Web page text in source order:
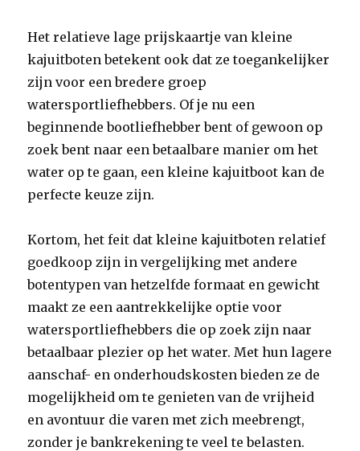
Het relatieve lage prijskaartje van kleine
kajuitboten betekent ook dat ze toegankelijker
zijn voor een bredere groep
watersportliefhebbers. Of je nu een
beginnende bootliefhebber bent of gewoon op
zoek bent naar een betaalbare manier om het
water op te gaan, een kleine kajuitboot kan de
perfecte keuze zijn.
Kortom, het feit dat kleine kajuitboten relatief
goedkoop zijn in vergelijking met andere
botentypen van hetzelfde formaat en gewicht
maakt ze een aantrekkelijke optie voor
watersportliefhebbers die op zoek zijn naar
betaalbaar plezier op het water. Met hun lagere
aanschaf- en onderhoudskosten bieden ze de
mogelijkheid om te genieten van de vrijheid
en avontuur die varen met zich meebrengt,
zonder je bankrekening te veel te belasten.